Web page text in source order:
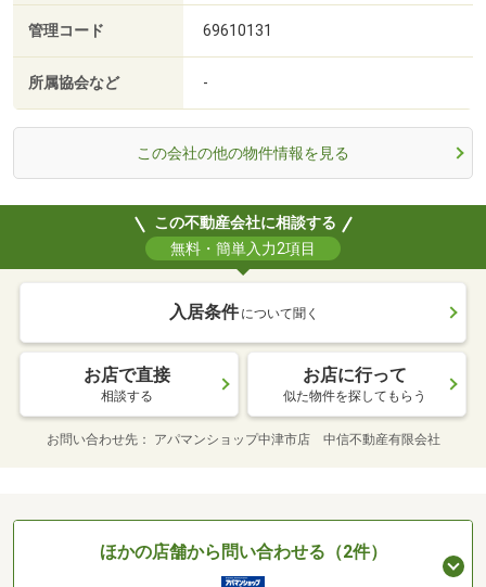
管理コード 69610131
所属協会など -
この会社の他の物件情報を見る
この不動産会社に相談する
無料・簡単入力2項目
入居条件 について聞く
お店で直接
相談する
お店に行って
似た物件を探してもらう
お問い合わせ先 アパマンショップ中津市店 中信不動産有限会社
ほかの店舗から問い合わせる（2件）